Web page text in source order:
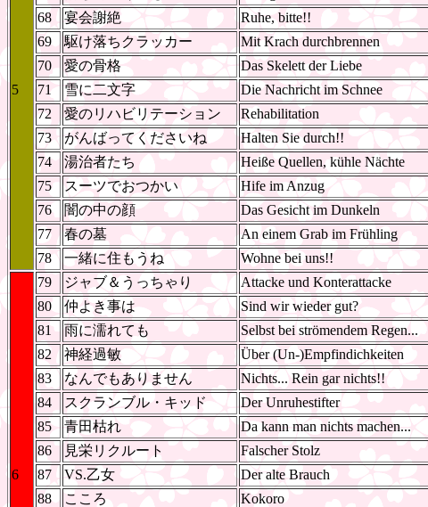
5
68
宴会謝絶
Ruhe, bitte!!
69
駆け落ちクラッカー
Mit Krach durchbrennen
70
愛の骨格
Das Skelett der Liebe
71
雪に二文字
Die Nachricht im Schnee
72
愛のリハビリテーション
Rehabilitation
73
がんばってくださいね
Halten Sie durch!!
74
湯治者たち
Heiße Quellen, kühle Nächte
75
スーツでおつかい
Hife im Anzug
76
闇の中の顔
Das Gesicht im Dunkeln
77
春の墓
An einem Grab im Frühling
78
一緒に住もうね Wohne bei uns!!
6
79 ジャブ＆うっちゃり
Attacke und Konterattacke
80
仲よき事は
Sind wir wieder gut?
81
雨に濡れても
Selbst bei strömendem Regen...
82
神経過敏
Über (Un-)Empfindichkeiten
83
なんでもありません
Nichts... Rein gar nichts!!
84
スクランブル・キッド
Der Unruhestifter
85
青田枯れ
Da kann man nichts machen...
86
見栄リクルート
Falscher Stolz
87
VS.乙女
Der alte Brauch
88
こころ
Kokoro